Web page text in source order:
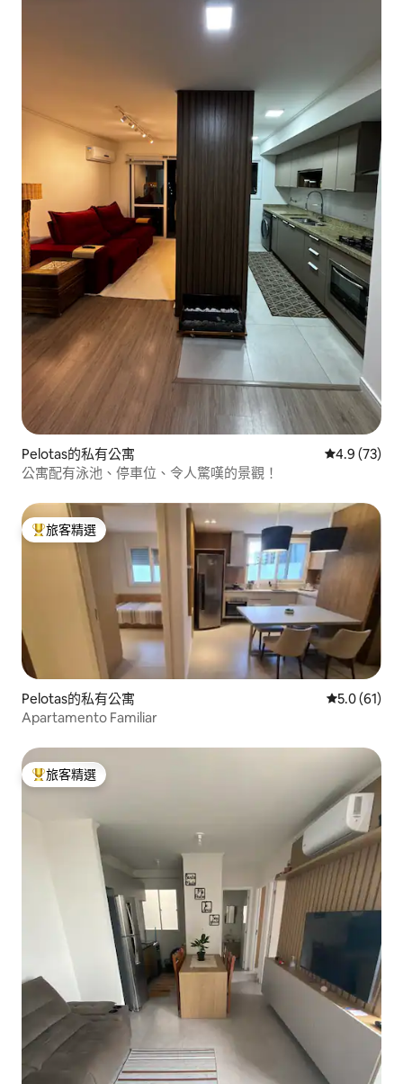
Pelotas的私有公寓 從 73 則評
4.9 (73)
公寓配有泳池、停車位、令人驚嘆的景觀！
旅客精選榜首
旅客精選
Pelotas的私有公寓 從 61 則評
5.0 (61)
Apartamento Familiar
旅客精選榜首
旅客精選